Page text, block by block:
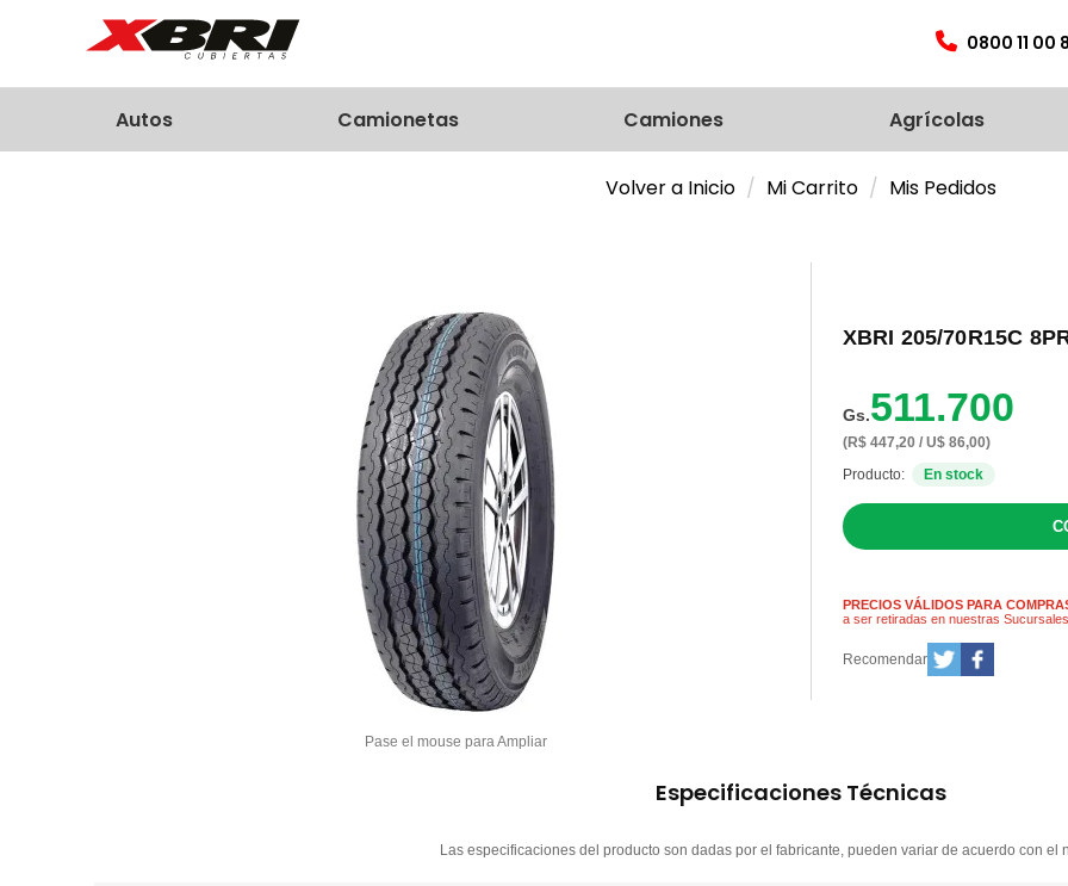
0800 11 00
Autos Camionetas Camiones Agrícolas
Volver a Inicio Mi Carrito Mis Pedidos
Pase el mouse para Ampliar
XBRI 205/70R15C
Gs.511.700
(R$ 447,20 / U$ 86,00)
Producto:
En stock
PRECIOS VÁLIDOS PARA
a ser retiradas en nuestras Sucursales
Recomendar
Especificaciones Técnicas
Las especificaciones del producto son dadas por el fabricante, pueden variar de acuerdo con el